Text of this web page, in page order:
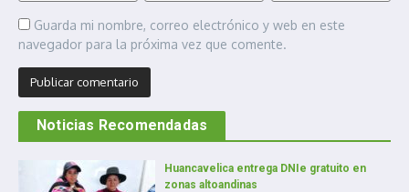
Guarda mi nombre, correo electrónico y web en este
navegador para la próxima vez que comente.
Noticias Recomendadas
Huancavelica entrega DNIe gratuito en
zonas altoandinas